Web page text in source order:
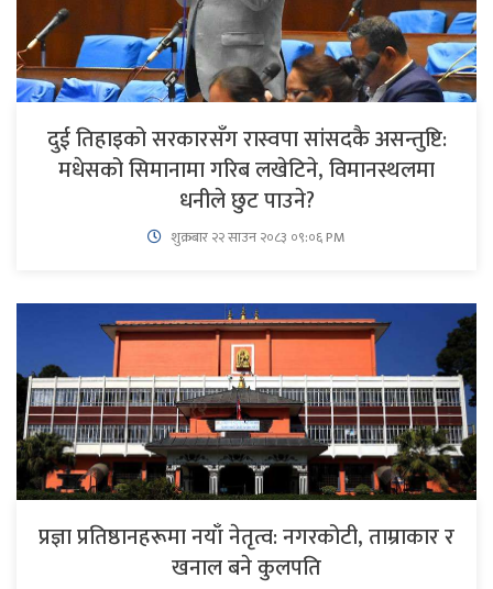
दुई तिहाइको सरकारसँग रास्वपा सांसदकै असन्तुष्टि:
मधेसको सिमानामा गरिब लखेटिने, विमानस्थलमा
धनीले छुट पाउने?
शुक्रबार​ २२ साउन २०८३ ०९:०६ PM
प्रज्ञा प्रतिष्ठानहरूमा नयाँ नेतृत्व: नगरकोटी, ताम्राकार र
खनाल बने कुलपति